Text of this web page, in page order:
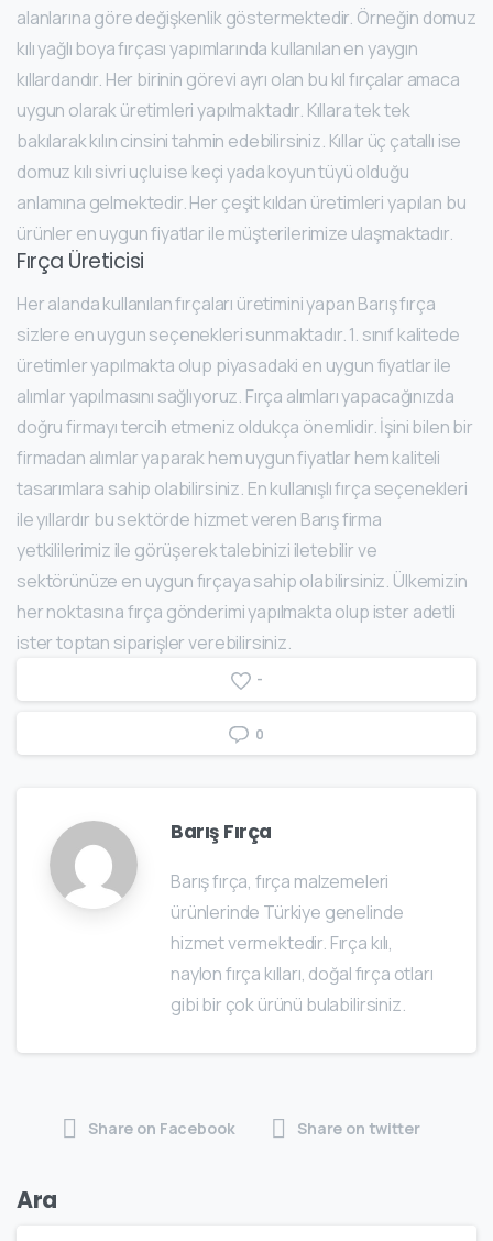
alanlarına göre değişkenlik göstermektedir. Örneğin domuz
kılı yağlı boya fırçası yapımlarında kullanılan en yaygın
kıllardandır. Her birinin görevi ayrı olan bu kıl fırçalar amaca
uygun olarak üretimleri yapılmaktadır. Kıllara tek tek
bakılarak kılın cinsini tahmin edebilirsiniz. Kıllar üç çatallı ise
domuz kılı sivri uçlu ise keçi yada koyun tüyü olduğu
anlamına gelmektedir. Her çeşit kıldan üretimleri yapılan bu
ürünler en uygun fiyatlar ile müşterilerimize ulaşmaktadır.
Fırça Üreticisi
Her alanda kullanılan fırçaları üretimini yapan Barış fırça
sizlere en uygun seçenekleri sunmaktadır. 1. sınıf kalitede
üretimler yapılmakta olup piyasadaki en uygun fiyatlar ile
alımlar yapılmasını sağlıyoruz. Fırça alımları yapacağınızda
doğru firmayı tercih etmeniz oldukça önemlidir. İşini bilen bir
firmadan alımlar yaparak hem uygun fiyatlar hem kaliteli
tasarımlara sahip olabilirsiniz. En kullanışlı fırça seçenekleri
ile yıllardır bu sektörde hizmet veren Barış firma
yetkililerimiz ile görüşerek talebinizi iletebilir ve
sektörünüze en uygun fırçaya sahip olabilirsiniz. Ülkemizin
her noktasına fırça gönderimi yapılmakta olup ister adetli
ister toptan siparişler verebilirsiniz.
-
0
Barış Fırça
Barış fırça, fırça malzemeleri
ürünlerinde Türkiye genelinde
hizmet vermektedir. Fırça kılı,
naylon fırça kılları, doğal fırça otları
gibi bir çok ürünü bulabilirsiniz.
Share on Facebook Share on twitter
Ara